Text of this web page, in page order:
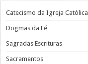
Catecismo da Igreja Católica
Dogmas da Fé
Sagradas Escrituras
Sacramentos